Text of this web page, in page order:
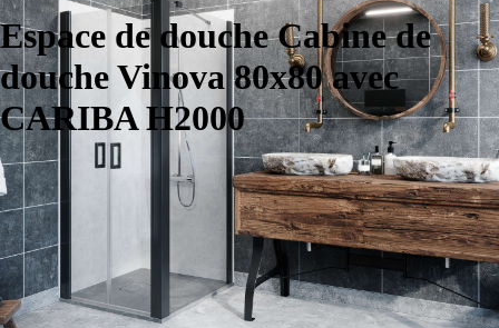
Espace de douche Cabine de
douche Vinova 80x80 avec
CARIBA H2000